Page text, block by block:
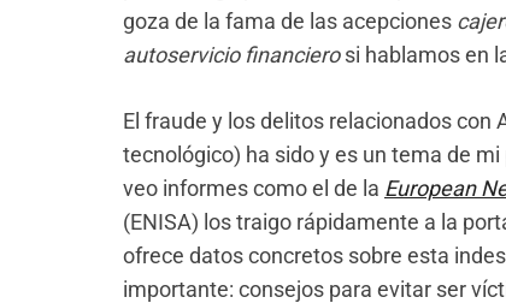
goza de la fama de las acepciones
autoservicio financierosi hablamos en
El fraude y los delitos relacionados
tecnológico) ha sido y es un tema de
veo informes como el de la European
(ENISA) los traigo rápidamente a la
ofrece datos concretos sobre esta
importante: consejos para evitar ser